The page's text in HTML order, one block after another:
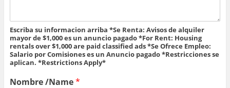
Escriba su informacion arriba *Se Renta: Avisos de alquiler
mayor de $1,000 es un anuncio pagado *For Rent: Housing
rentals over $1,000 are paid classified ads *Se Ofrece Empleo:
Salario por Comisiones es un Anuncio pagado *Restricciones se
aplican. *Restrictions Apply*
Nombre /Name*